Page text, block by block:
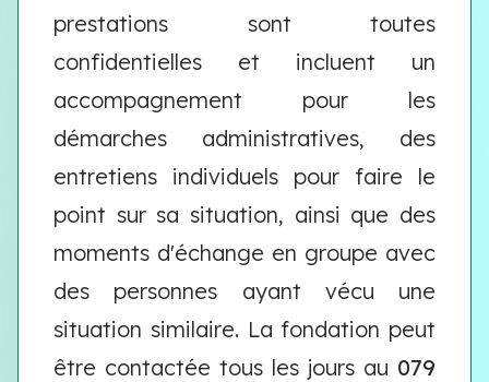
prestations sont toutes
confidentielles et incluent un
accompagnement pour les
démarches administratives, des
entretiens individuels pour faire le
point sur sa situation, ainsi que des
moments d'échange en groupe avec
des personnes ayant vécu une
situation similaire. La fondation peut
être contactée tous les jours au 079